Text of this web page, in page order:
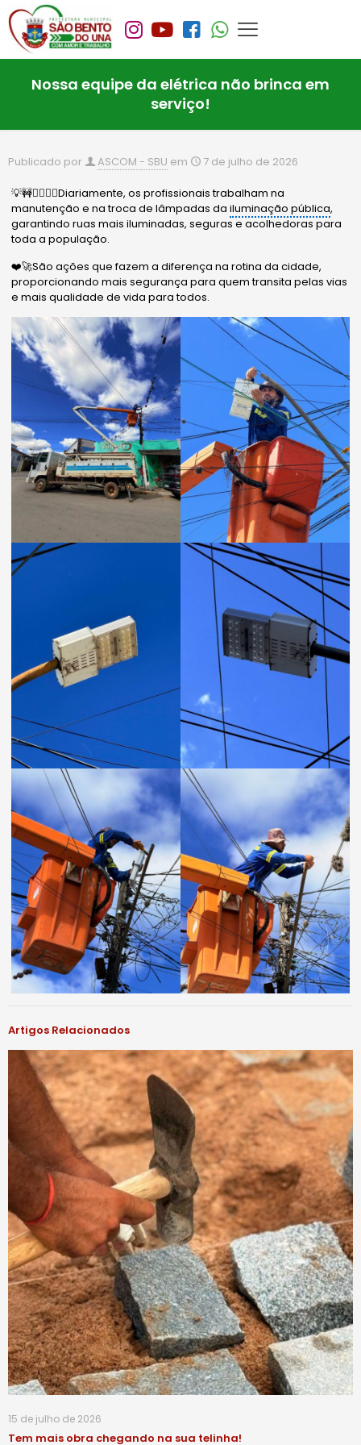
Nossa equipe da elétrica não brinca em
serviço!
Publicado por ASCOM - SBU em 7 de julho de 2026
💡🚧🙋🏻‍♂️✨Diariamente, os profissionais trabalham na
manutenção e na troca de lâmpadas dailuminação pública,
garantindo ruas mais iluminadas, seguras e acolhedoras para
toda a população.
❤️🚀São ações que fazem a diferença na rotina da cidade,
proporcionando mais segurança para quem transita pelas vias
e mais qualidade de vida para todos.
Artigos Relacionados
15 de julho de 2026
Tem mais obra chegando na sua telinha!